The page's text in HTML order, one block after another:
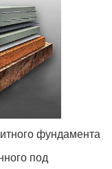
фундамента
под